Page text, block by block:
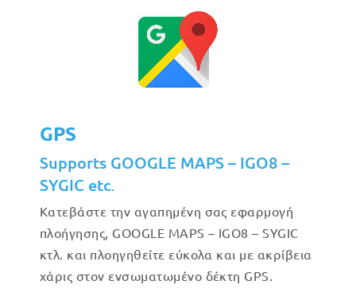
GPS
Supports GOOGLE MAPS – IGO8 –
SYGIC etc.
Κατεβάστε την αγαπημένη σας εφαρμογή
πλοήγησης, GOOGLE MAPS – IGO8 – SYGIC
κτλ. και πλοηγηθείτε εύκολα και με ακρίβεια
χάρις στον ενσωματωμένο δέκτη GPS.